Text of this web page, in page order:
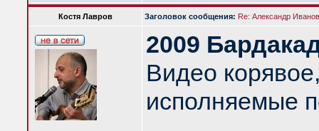
Костя Лавров Заголовок сообщения: Re: Александр
2009
Видео
исполняемые